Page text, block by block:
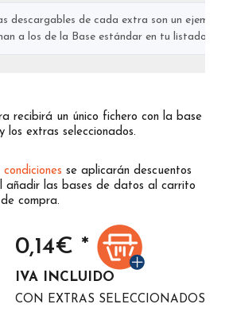
descargables de cada extra son un
a los de la Base estándar en tu listado
recibirá un único fichero con la base
extras seleccionados.
se aplicarán descuentos
añadir las bases de datos al carrito
compra.
0,14€ *
IVA INCLUIDO
CON EXTRAS SELECCIONADOS